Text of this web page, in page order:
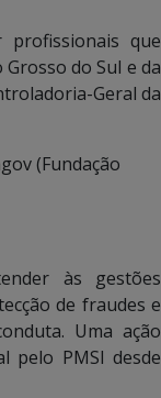
que
do Sul e da
Geral da
(Fundação
às gestões
de fraudes e
Uma ação
pelo PMSI desde